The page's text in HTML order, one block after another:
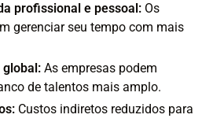
profissional e pessoal: Os
gerenciar seu tempo com mais
global: As empresas podem
de talentos mais amplo.
Custos indiretos reduzidos para